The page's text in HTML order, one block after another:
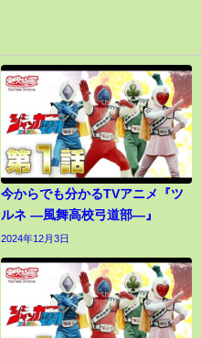
今からでも分かるTVアニメ『ツ
ルネ ―風舞高校弓道部―』
2024年12月3日